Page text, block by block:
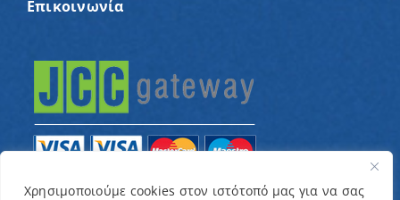
Χρησιμοποιούμε cookies στον ιστότοπό μας για να σας
Επικοινωνία